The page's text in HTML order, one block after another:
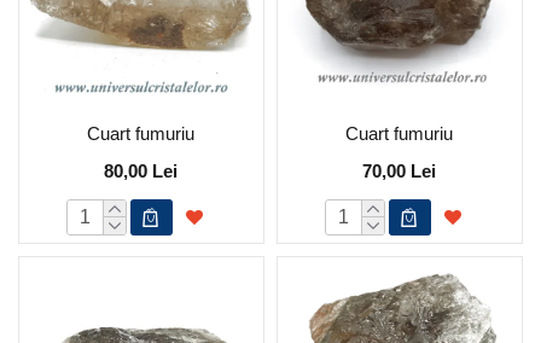
Cuart fumuriu
80,00 Lei
Cuart fumuriu
70,00 Lei